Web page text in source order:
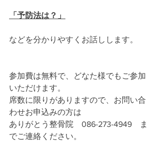
「予防法は？」
などを分かりやすくお話しします。
参加費は無料で、どなた様でもご参加
いただけます。
席数に限りがありますので、お問い合
わせお申込みの方は
ありがとう整骨院　086-273-4949　ま
でご連絡ください。